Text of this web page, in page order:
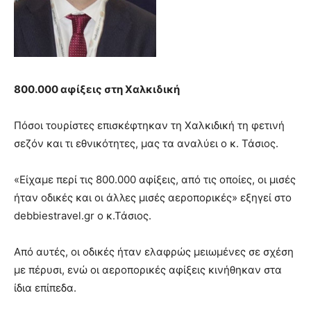
800.000 αφίξεις στη Χαλκιδική
Πόσοι τουρίστες επισκέφτηκαν τη Χαλκιδική τη φετινή
σεζόν και τι εθνικότητες, μας τα αναλύει ο κ. Τάσιος.
«Είχαμε περί τις 800.000 αφίξεις, από τις οποίες, οι μισές
ήταν οδικές και οι άλλες μισές αεροπορικές» εξηγεί στο
debbiestravel.gr ο κ.Τάσιος.
Από αυτές, οι οδικές ήταν ελαφρώς μειωμένες σε σχέση
με πέρυσι, ενώ οι αεροπορικές αφίξεις κινήθηκαν στα
ίδια επίπεδα.